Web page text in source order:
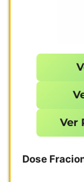
Ver
Dose